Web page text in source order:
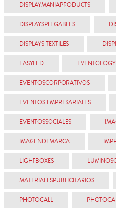
DISPLAYMANIAPRODUCTS
DISPLAYSPLEGABLES
DISPLAYS TEXTILES
EASYLED EVENTOLOGY
EVENTOSCORPORATIVOS
EVENTOS EMPRESARIALES
EVENTOSSOCIALES
IMAGENDEMARCA
LIGHTBOXES
MATERIALESPUBLICITARIOS
PHOTOCALL